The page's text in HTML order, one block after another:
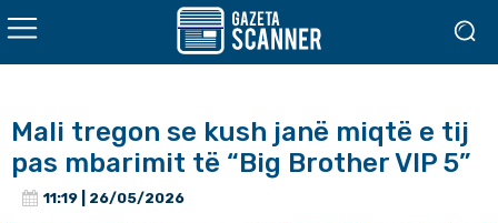
Mali tregon se kush janë miqtë e tij
pas mbarimit të “Big Brother VIP 5”
11:19 | 26/05/2026